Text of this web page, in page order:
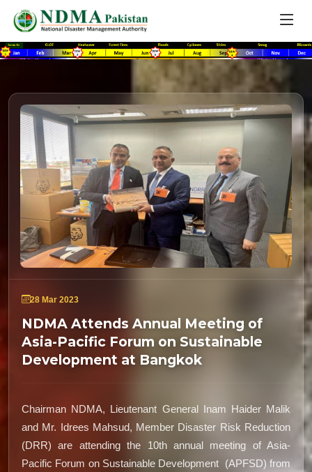
28 Mar 2023
NDMA Attends Annual Meeting of
Asia-Pacific Forum on Sustainable
Development at Bangkok
Chairman NDMA, Lieutenant General Inam Haider Malik
and Mr. Idrees Mahsud, Member Disaster Risk Reduction
(DRR) are attending the 10th annual meeting of Asia-
Pacific Forum on Sustainable Development (APFSD) from